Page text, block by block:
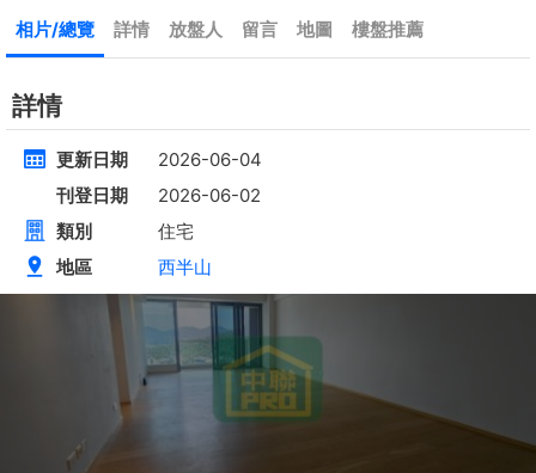
九龍廣場
長沙灣 青山道485號
建築 3631呎@$4,682
實用 2542呎@$6,688
置頂